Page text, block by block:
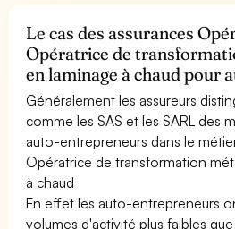
Le cas des assurances
Opératrice de
en laminage à chaud pour
Généralement les assureurs
comme les SAS et les SARL des
auto-entrepreneurs dans le
Opératrice de transformation
à chaud
En effet les auto-entrepreneurs
volumes d'activité plus faibles